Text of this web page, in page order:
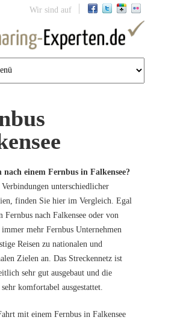
Jump to navigation
Wir sind auf
nach einem Fernbus in Falkensee?
Verbindungen unterschiedlicher
finden Sie hier im Vergleich. Egal
Fernbus nach Falkensee oder von
immer mehr Fernbus Unternehmen
Reisen zu nationalen und
Zielen an. Das Streckennetz ist
sehr gut ausgebaut und die
komfortabel ausgestattet.
mit einem Fernbus in Falkensee